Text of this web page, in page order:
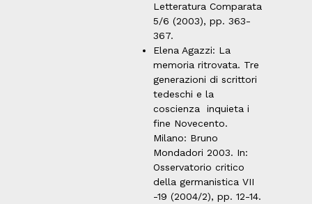
Letteratura Comparata
5/6 (2003), pp. 363-
367.
Elena Agazzi: La
memoria ritrovata. Tre
generazioni di scrittori
tedeschi e la
coscienza inquieta i
fine Novecento.
Milano: Bruno
Mondadori 2003. In:
Osservatorio critico
della germanistica VII
-19 (2004/2), pp. 12-14.